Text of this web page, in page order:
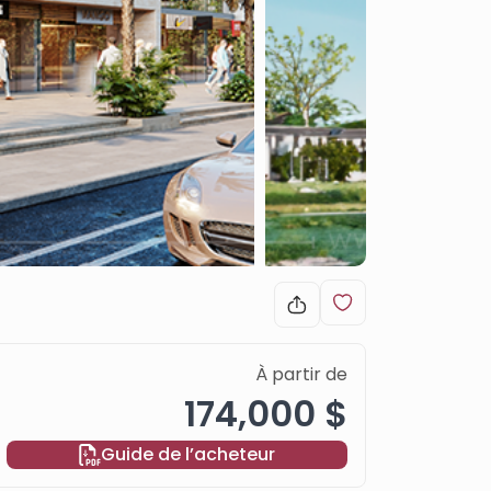
À partir de
174,000 $
Guide de l’acheteur